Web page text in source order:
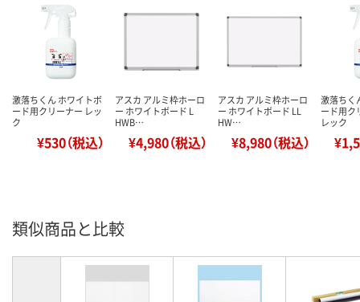
激落ちくん ホワイトボ
ード用クリーナー レッ
ク
¥530（税込）
アスカ アルミ枠ホーロ
ー ホワイトボード L
HWB…
¥4,980（税込）
アスカ アルミ枠ホーロ
ー ホワイトボード LL
HW…
¥8,980（税込）
激落ちく
ード用ク
レック
類似商品と比較